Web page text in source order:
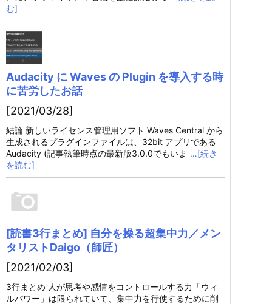
む]
Audacity に Waves の Plugin を導入する時
に苦労したお話
[2021/03/28]
結論 新しいライセンス管理用ソフト Waves Central から
生成されるプラグインファイルは、32bit アプリである
Audacity (記事執筆時点の最新版3.0.0でもいま …[続き
を読む]
[読書3行まとめ] 自分を操る超集中力／メン
タリストDaigo（師匠）
[2021/02/03]
3行まとめ 人が思考や感情をコントロールする力「ウィ
ルパワー」は限られていて、集中力を行使するために削